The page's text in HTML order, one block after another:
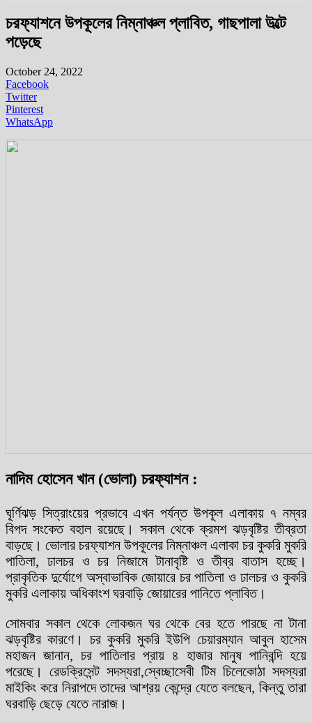
চরফ্যাশনে উপকূলের নিম্নাঞ্চল প্লাবিত, গাছপালা উল্টে
পড়েছে
October 24, 2022
Facebook
Twitter
Pinterest
WhatsApp
নাদিম হোসেন খান (ভোলা) চরফ্যাশন :
ঘূর্ণিঝড় সিত্রাংয়ের প্রভাবে এখন পর্যন্ত উপকূল এলাকায় ৭ নম্বর
বিপদ সংকেত বহাল রয়েছে। সকাল থেকে ক্রমশ ঝড়বৃষ্টির তীব্রতা
বাড়ছে। ভোলার চরফ্যাশন উপকূলের নিম্নাঞ্চল এলাকা চর কুকরি মুকরি
পাতিলা, ঢালচর ও চর নিজামে টানাবৃষ্টি ও তীব্র বাতাস হচ্ছে।
প্রাকৃতিক দুর্যোগে অস্বাভাবিক জোয়ারে চর পাতিলা ও ঢালচর ও কুকরি
মুকরি এলাকায় অধিকাংশ ঘরবাড়ি জোয়ারের পানিতে প্লাবিত।
সোমবার সকাল থেকে লোকজন ঘর থেকে বের হতে পারছে না টানা
ঝড়বৃষ্টির কারণে। চর কুকরি মুকরি ইউপি চেয়ারম্যান আবুল হাসেম
মহাজন জানান, চর পাতিলার প্রায় ৪ হাজার মানুষ পানিবন্দি হয়ে
পরেছে। রেডক্রিসেন্ট সদস্যরা,স্বেচ্ছাসেবী টিম চিলেকোঠা সদস্যরা
মাইকিং করে নিরাপদে তাদের আশ্রয় কেন্দ্রে যেতে বলছেন, কিন্তু তারা
ঘরবাড়ি ছেড়ে যেতে নারাজ।